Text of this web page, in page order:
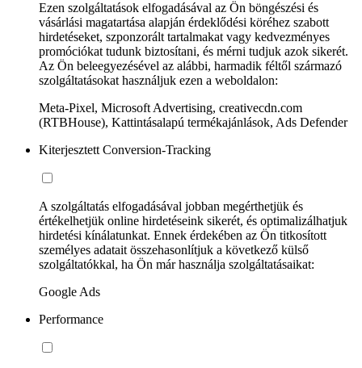
Ezen szolgáltatások elfogadásával az Ön böngészési és
vásárlási magatartása alapján érdeklődési köréhez szabott
hirdetéseket, szponzorált tartalmakat vagy kedvezményes
promóciókat tudunk biztosítani, és mérni tudjuk azok sikerét.
Az Ön beleegyezésével az alábbi, harmadik féltől származó
szolgáltatásokat használjuk ezen a weboldalon:
Meta-Pixel, Microsoft Advertising, creativecdn.com
(RTBHouse), Kattintásalapú termékajánlások, Ads Defender
Kiterjesztett Conversion-Tracking
A szolgáltatás elfogadásával jobban megérthetjük és
értékelhetjük online hirdetéseink sikerét, és optimalizálhatjuk
hirdetési kínálatunkat. Ennek érdekében az Ön titkosított
személyes adatait összehasonlítjuk a következő külső
szolgáltatókkal, ha Ön már használja szolgáltatásaikat:
Google Ads
Performance